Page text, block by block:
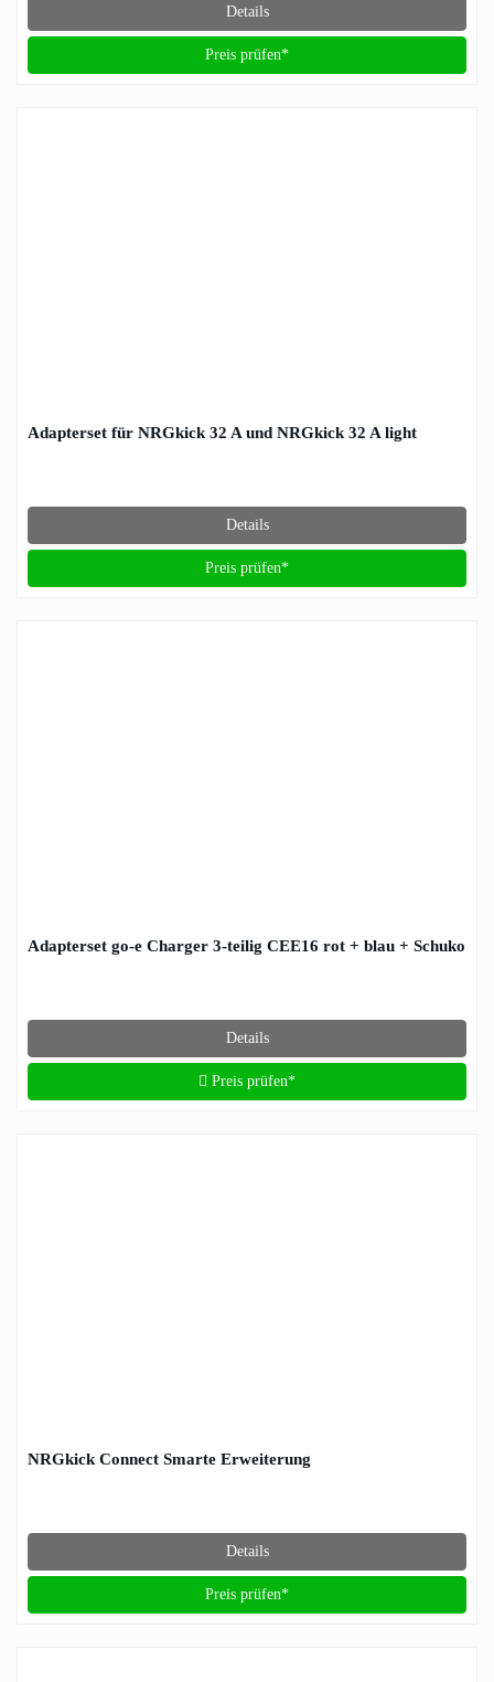
Details
Preis prüfen*
Adapterset für NRGkick 32 A und NRGkick 32 A light
Details
Preis prüfen*
Adapterset go-e Charger 3-teilig CEE16 rot + blau + Schuko
Details
Preis prüfen*
NRGkick Connect Smarte Erweiterung
Details
Preis prüfen*